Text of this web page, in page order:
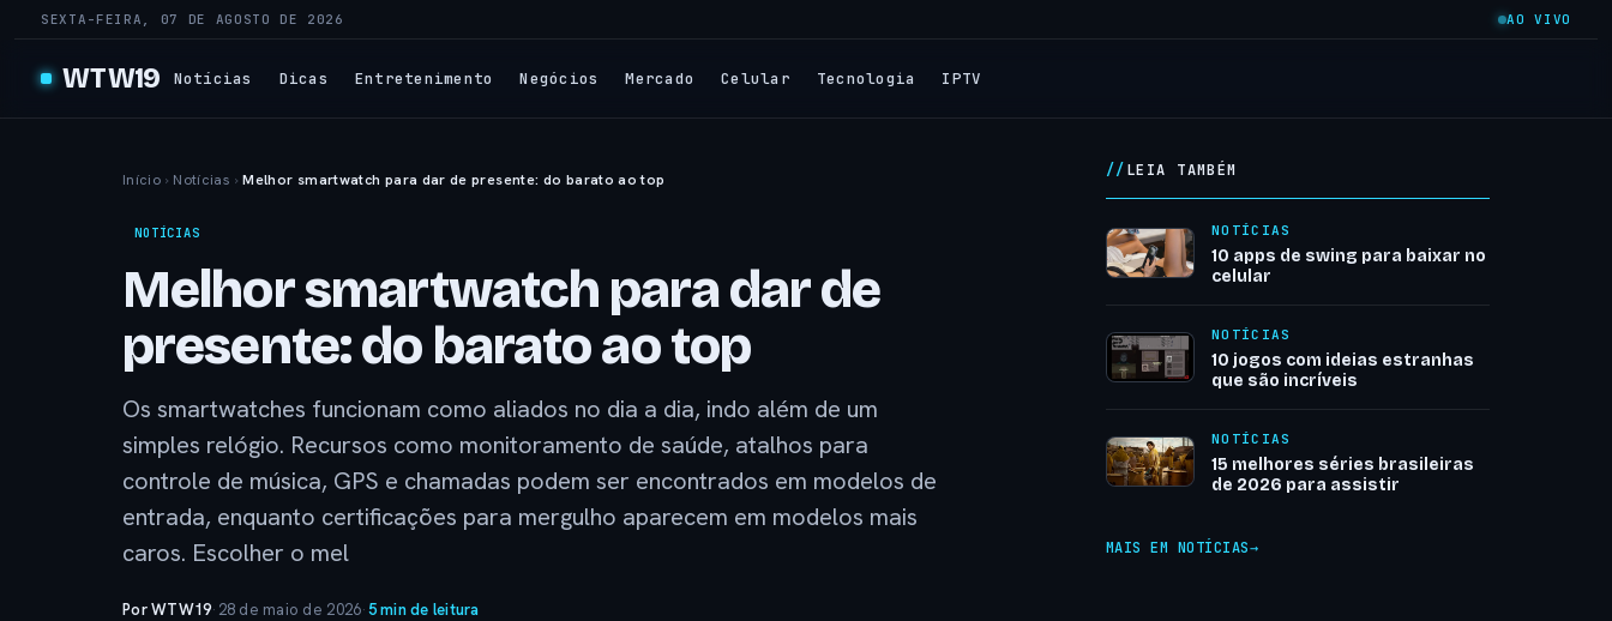
SEXTA-FEIRA, 07 DE AGOSTO DE 2026 AO VIVO
WTW19 Notícias Dicas Entretenimento Negócios Mercado Celular Tecnologia IPTV
Início › Notícias › Melhor smartwatch para dar de presente: do barato ao top
NOTÍCIAS
Melhor smartwatch para dar de
presente: do barato ao top
Os smartwatches funcionam como aliados no dia a dia, indo além de um
simples relógio. Recursos como monitoramento de saúde, atalhos para
controle de música, GPS e chamadas podem ser encontrados em modelos de
entrada, enquanto certificações para mergulho aparecem em modelos mais
caros. Escolher o mel
Por WTW19· 28 de maio de 2026·5 min de leitura
LEIA TAMBÉM
NOTÍCIAS
10 apps de swing para baixar no
celular
NOTÍCIAS
10 jogos com ideias estranhas
que são incríveis
NOTÍCIAS
15 melhores séries brasileiras
de 2026 para assistir
MAIS EM NOTÍCIAS